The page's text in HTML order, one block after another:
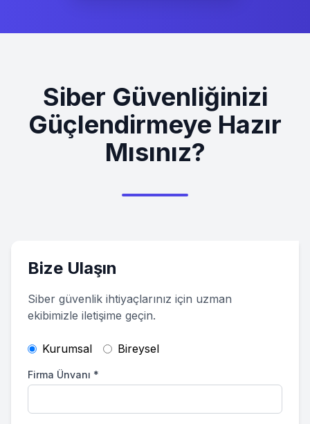
Siber Güvenliğinizi
Güçlendirmeye Hazır
Mısınız?
Bize Ulaşın
Siber güvenlik ihtiyaçlarınız için uzman
ekibimizle iletişime geçin.
Kurumsal Bireysel
Firma Ünvanı *